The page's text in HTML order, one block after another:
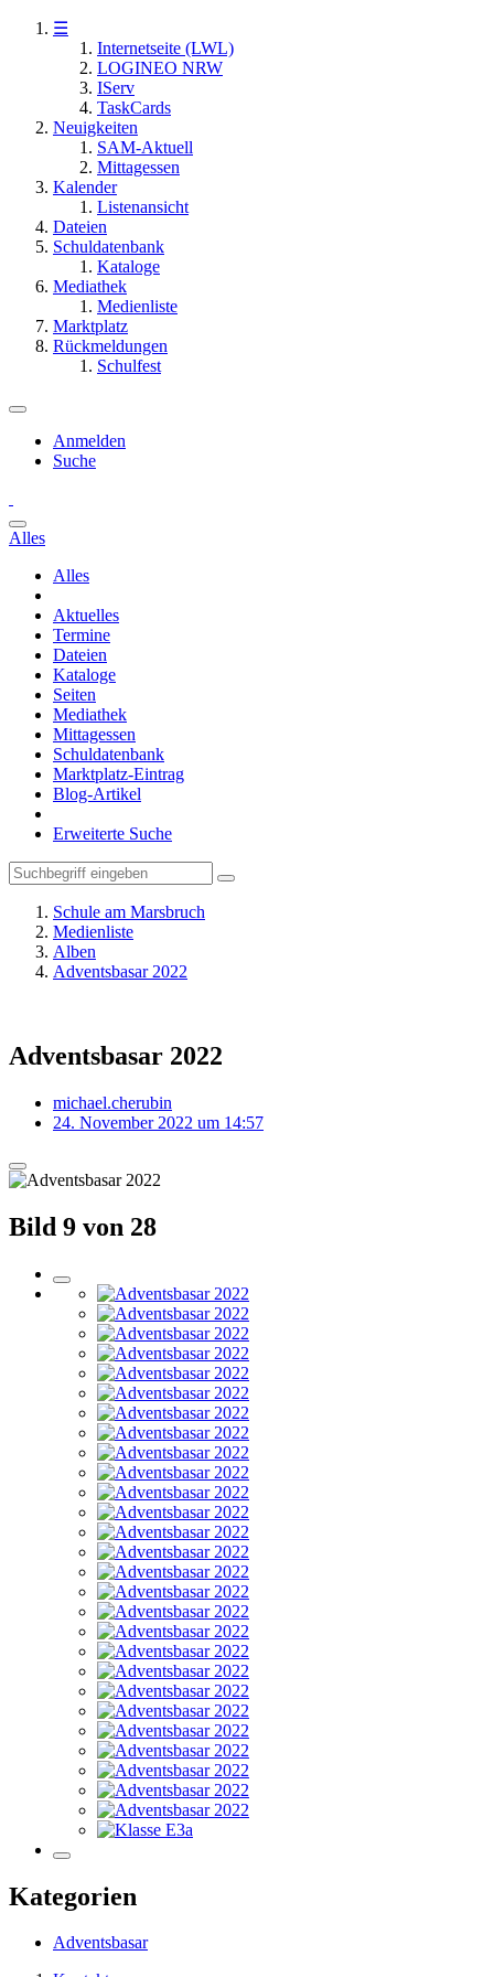
☰
Internetseite (LWL)
LOGINEO NRW
IServ
TaskCards
Neuigkeiten
SAM-Aktuell
Mittagessen
Kalender
Listenansicht
Dateien
Schuldatenbank
Kataloge
Mediathek
Medienliste
Marktplatz
Rückmeldungen
Schulfest
Anmelden
Suche
Alles
Alles
Aktuelles
Termine
Dateien
Kataloge
Seiten
Mediathek
Mittagessen
Schuldatenbank
Marktplatz-Eintrag
Blog-Artikel
Erweiterte Suche
Schule am Marsbruch
Medienliste
Alben
Adventsbasar 2022
Adventsbasar 2022
michael.cherubin
24. November 2022 um 14:57
Bild 9 von 28
Kategorien
Adventsbasar